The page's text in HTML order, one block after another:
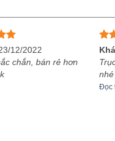
12/2022
chắn, bán rẻ hơn
sao
Đọc